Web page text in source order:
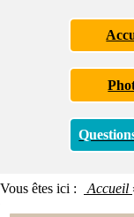
Vous êtes ici : Accueil